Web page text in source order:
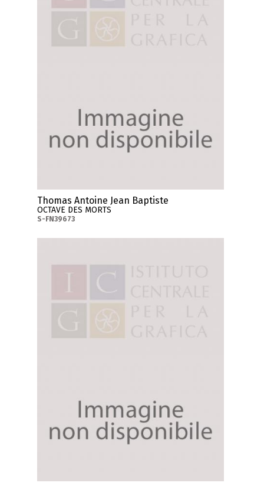
Thomas Antoine Jean Baptiste
OCTAVE DES MORTS
S-FN39673